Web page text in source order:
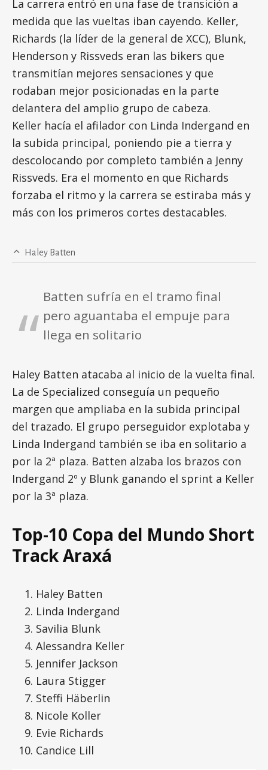
La carrera entró en una fase de transición a
medida que las vueltas iban cayendo. Keller,
Richards (la líder de la general de XCC), Blunk,
Henderson y Rissveds eran las bikers que
transmitían mejores sensaciones y que
rodaban mejor posicionadas en la parte
delantera del amplio grupo de cabeza.
Keller hacía el afilador con Linda Indergand en
la subida principal, poniendo pie a tierra y
descolocando por completo también a Jenny
Rissveds. Era el momento en que Richards
forzaba el ritmo y la carrera se estiraba más y
más con los primeros cortes destacables.
Haley Batten
Batten sufría en el tramo final
pero aguantaba el empuje para
llega en solitario
Haley Batten atacaba al inicio de la vuelta final.
La de Specialized conseguía un pequeño
margen que ampliaba en la subida principal
del trazado. El grupo perseguidor explotaba y
Linda Indergand también se iba en solitario a
por la 2ª plaza. Batten alzaba los brazos con
Indergand 2º y Blunk ganando el sprint a Keller
por la 3ª plaza.
Top-10 Copa del Mundo Short
Track Araxá
Haley Batten
Linda Indergand
Savilia Blunk
Alessandra Keller
Jennifer Jackson
Laura Stigger
Steffi Häberlin
Nicole Koller
Evie Richards
Candice Lill